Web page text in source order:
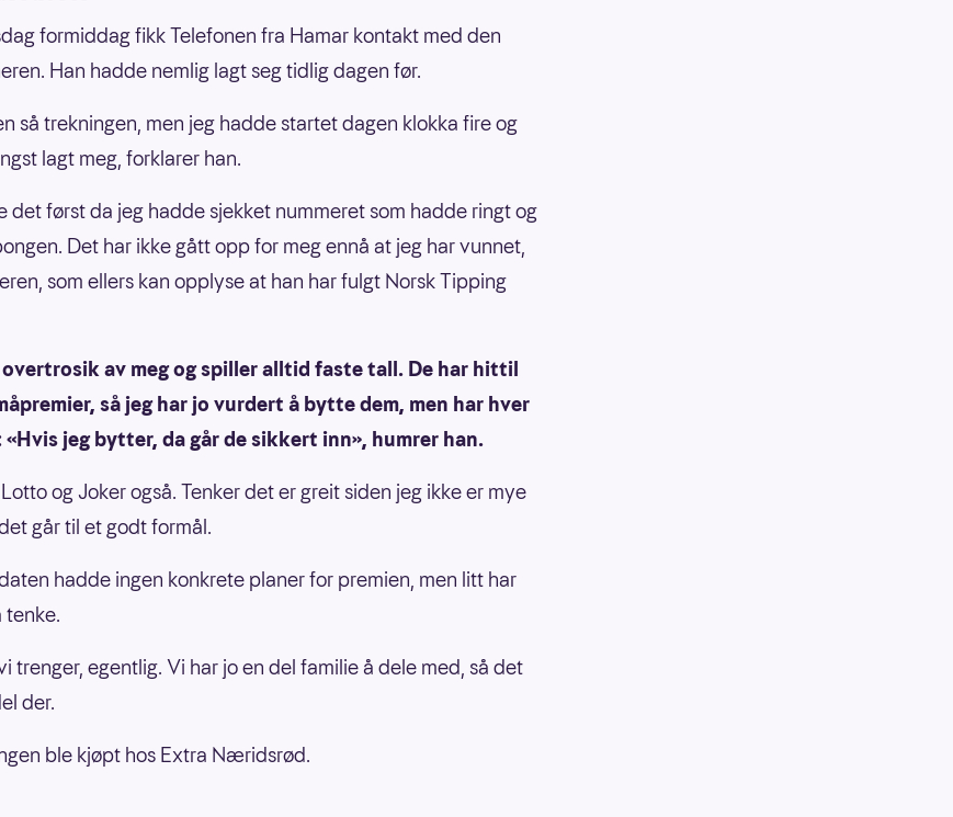
formiddag fikk Telefonen fra Hamar kontakt med den
Han hadde nemlig lagt seg tidlig dagen før.
så trekningen, men jeg hadde startet dagen klokka fire og
lagt meg, forklarer han.
det først da jeg hadde sjekket nummeret som hadde ringt og
Det har ikke gått opp for meg ennå at jeg har vunnet,
som ellers kan opplyse at han har fulgt Norsk Tipping
av meg og spiller alltid faste tall. De har hittil
så jeg har jo vurdert å bytte dem, men har hver
jeg bytter, da går de sikkert inn», humrer han.
og Joker også. Tenker det er greit siden jeg ikke er mye
går til et godt formål.
hadde ingen konkrete planer for premien, men litt har
tenke.
trenger, egentlig. Vi har jo en del familie å dele med, så det
der.
ble kjøpt hos Extra Næridsrød.